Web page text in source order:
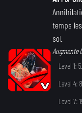
temps
sol.
Augmente
Level 1:
Level 4:
Level 7: